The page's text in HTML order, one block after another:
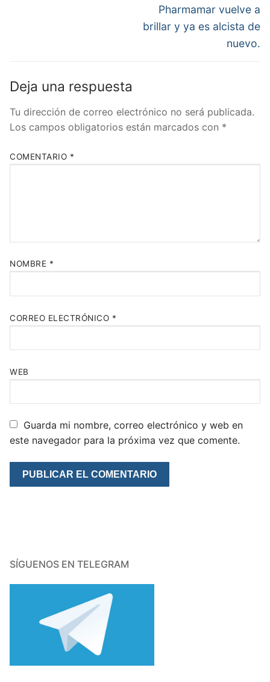
Pharmamar vuelve a
brillar y ya es alcista de
nuevo.
Deja una respuesta
Tu dirección de correo electrónico no será publicada.
Los campos obligatorios están marcados con *
COMENTARIO *
NOMBRE *
CORREO ELECTRÓNICO *
WEB
Guarda mi nombre, correo electrónico y web en
este navegador para la próxima vez que comente.
SÍGUENOS EN TELEGRAM